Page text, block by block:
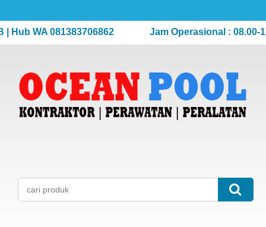
WA 081383706862 Jam Operasional : 08.00-17.00